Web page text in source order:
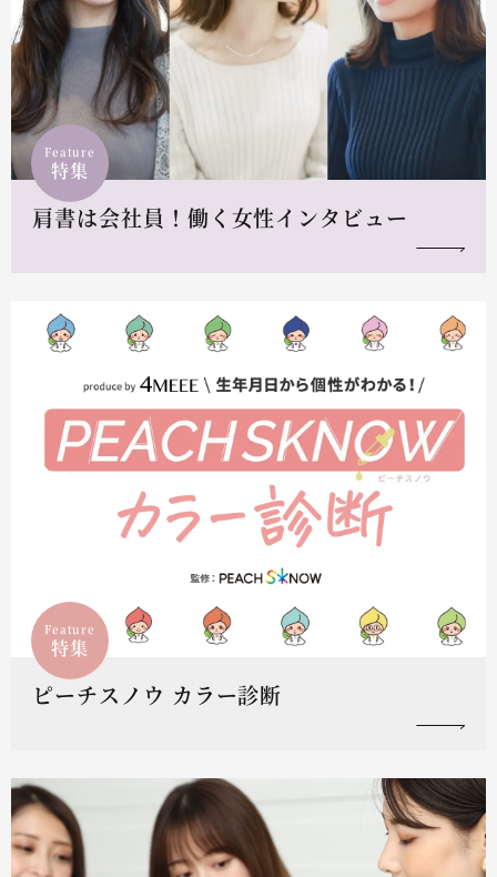
Feature
特集
肩書は会社員！働く女性インタビュー
Feature
特集
ピーチスノウ カラー診断